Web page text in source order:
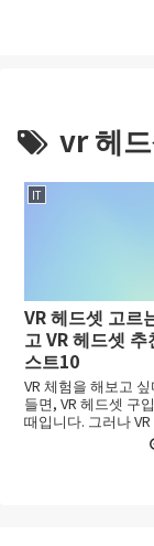
vr 헤
IT
VR 헤드셋 고르
고 VR 헤드셋
스트10
VR 체험을 해보고
들면, VR 헤드셋 구
때입니다. 그러나
고 해도 기능과 가
기 때문에 목적에